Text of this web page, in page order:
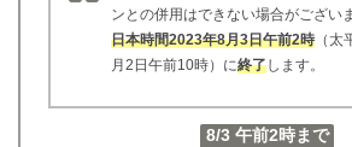
ンとの併用はできない場合がござい
日本時間2023年8月3日午前2時 （
月2日午前10時）に終了します。
8/3 午前2時まで